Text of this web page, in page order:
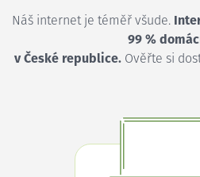
Náš internet je téměř všude.
99 %
v České republice. Ověřte si